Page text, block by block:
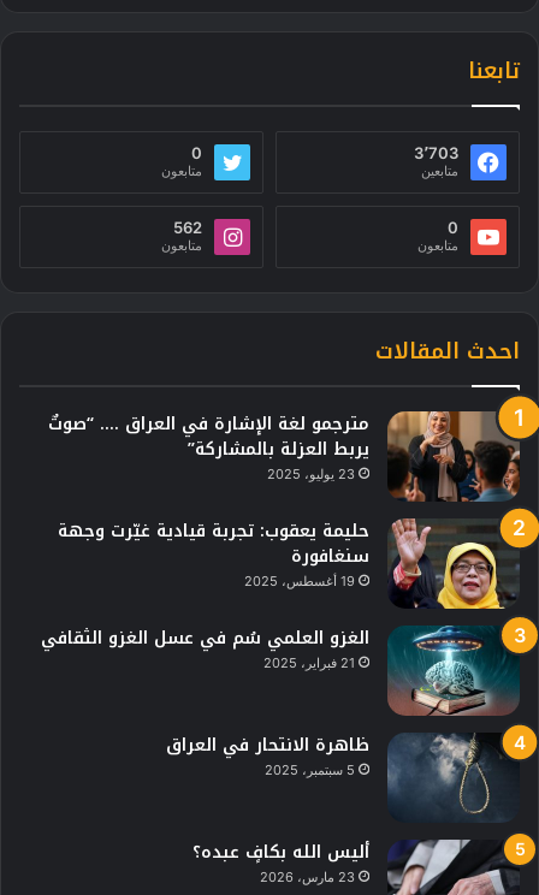
تابعنا
3٬703
متابعين
0
متابعون
0
متابعون
562
متابعون
احدث المقالات
مترجمو لغة الإشارة في العراق …. “صوتٌ
يربط العزلة بالمشاركة”
23 يوليو، 2025
حليمة يعقوب: تجربة قيادية غيّرت وجهة
سنغافورة
19 أغسطس، 2025
الغزو العلمي سُم في عسل الغزو الثقافي
21 فبراير، 2025
ظاهرة الانتحار في العراق
5 سبتمبر، 2025
أليس الله بكافٍ عبده؟
23 مارس، 2026